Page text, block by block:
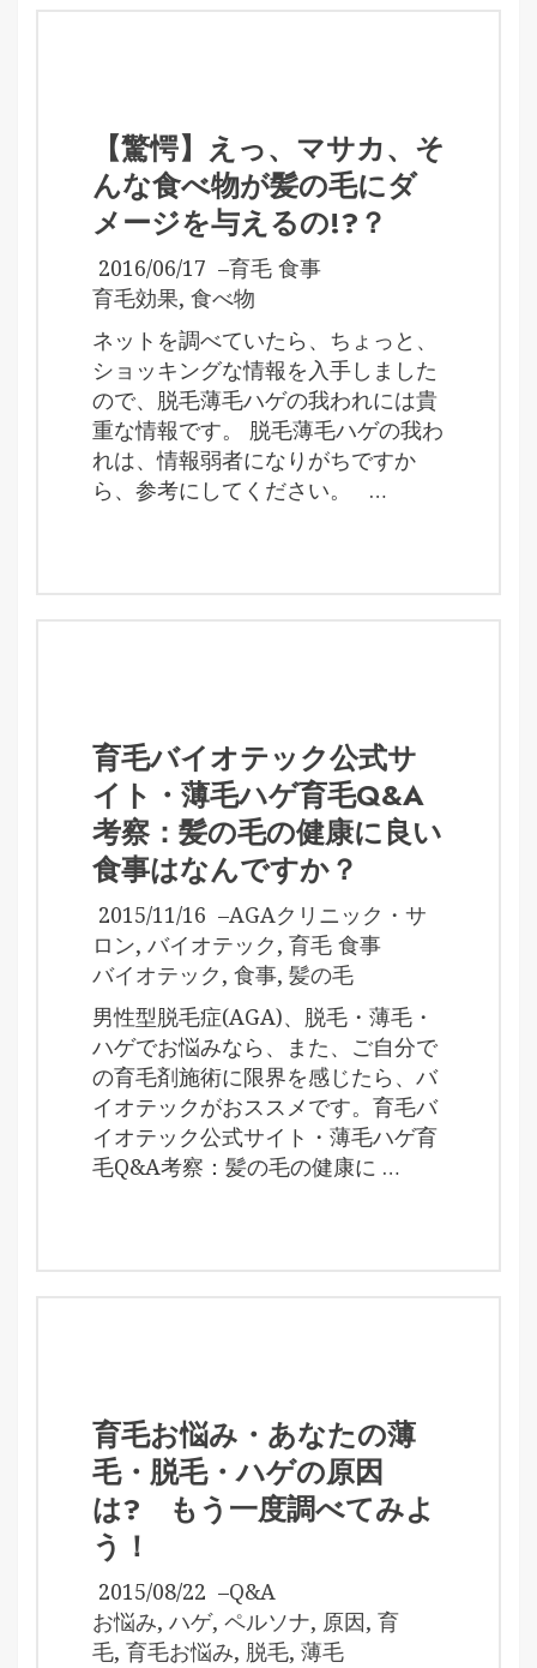
【驚愕】えっ、マサカ、そ
んな食べ物が髪の毛にダ
メージを与えるの!?？
2016/06/17 –育毛 食事
育毛効果, 食べ物
ネットを調べていたら、ちょっと、
ショッキングな情報を入手しました
ので、脱毛薄毛ハゲの我われには貴
重な情報です。 脱毛薄毛ハゲの我わ
れは、情報弱者になりがちですか
ら、参考にしてください。 …
育毛バイオテック公式サ
イト・薄毛ハゲ育毛Q&A
考察：髪の毛の健康に良い
食事はなんですか？
2015/11/16 –AGAクリニック・サ
ロン, バイオテック, 育毛 食事
バイオテック, 食事, 髪の毛
男性型脱毛症(AGA)、脱毛・薄毛・
ハゲでお悩みなら、また、ご自分で
の育毛剤施術に限界を感じたら、バ
イオテックがおススメです。育毛バ
イオテック公式サイト・薄毛ハゲ育
毛Q&A考察：髪の毛の健康に …
育毛お悩み・あなたの薄
毛・脱毛・ハゲの原因
は? もう一度調べてみよ
う！
2015/08/22 –Q&A
お悩み, ハゲ, ペルソナ, 原因, 育
毛, 育毛お悩み, 脱毛, 薄毛